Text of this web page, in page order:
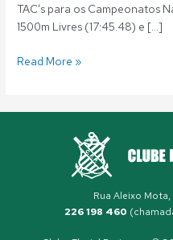
TAC’s para os Campeonatos
1500m Livres (17:45.48) e […]
Read More »
Rua Aleixo
226 198 460